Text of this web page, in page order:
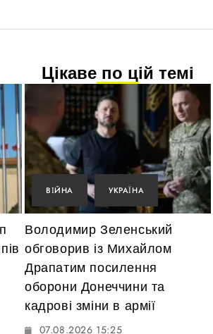
Цікаве по цій темі
ВІЙНА УКРАЇНА
Володимир Зеленський
обговорив із Михайлом
Драпатим посилення
оборони Донеччини та
кадрові зміни в армії
07.08.2026 15:25